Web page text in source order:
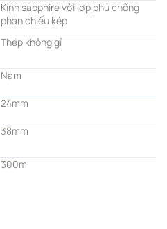
Kính sapphire với lớp phủ chống
phản chiếu kép
Thép không gỉ
Nam
24mm
38mm
300m